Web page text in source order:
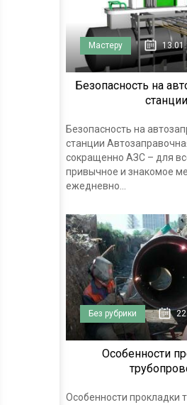
Мастеру
Безопасность на
станции
Безопасность на
станции
сокращенно АЗС – для
привычное и знакомое
ежедневно...
Без рубрики
Особенности
Особенности прокладки